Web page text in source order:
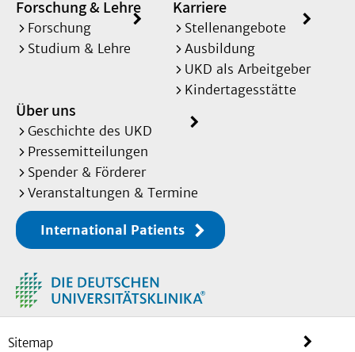
Forschung & Lehre
Forschung
Studium & Lehre
Karriere
Stellenangebote
Ausbildung
UKD als Arbeitgeber
Kindertagesstätte
Über uns
Geschichte des UKD
Pressemitteilungen
Spender & Förderer
Veranstaltungen & Termine
International Patients
Sitemap